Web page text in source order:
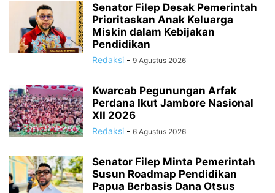
Senator Filep Desak Pemerintah
Prioritaskan Anak Keluarga
Miskin dalam Kebijakan
Pendidikan
Redaksi - 9 Agustus 2026
Kwarcab Pegunungan Arfak
Perdana Ikut Jambore Nasional
XII 2026
Redaksi - 6 Agustus 2026
Senator Filep Minta Pemerintah
Susun Roadmap Pendidikan
Papua Berbasis Dana Otsus